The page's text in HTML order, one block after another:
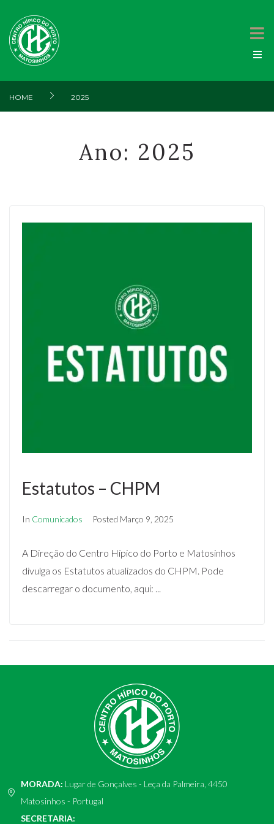
HOME 2025
Ano: 2025
Estatutos – CHPM
In Comunicados Posted Março 9, 2025
A Direção do Centro Hípico do Porto e Matosinhos
divulga os Estatutos atualizados do CHPM. Pode
descarregar o documento, aqui: ...
MORADA: Lugar de Gonçalves - Leça da Palmeira, 4450
Matosinhos - Portugal
SECRETARIA: